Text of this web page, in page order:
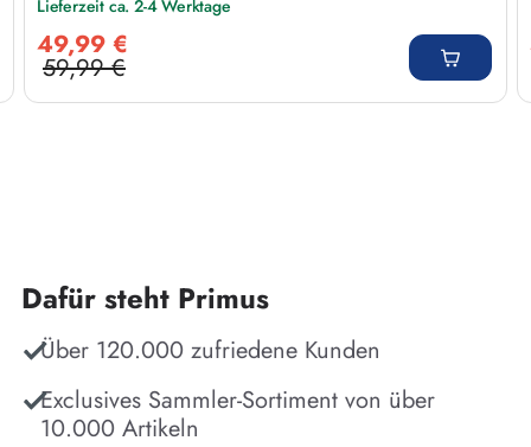
Lieferzeit ca. 2-4 Werktage
49,99 €
Regulärer Preis:
59,99 €
Dafür steht Primus
Über 120.000 zufriedene Kunden
Exclusives Sammler-Sortiment von über
10.000 Artikeln